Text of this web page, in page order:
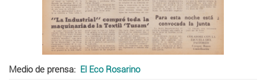
Medio de prensa
El Eco Rosarino